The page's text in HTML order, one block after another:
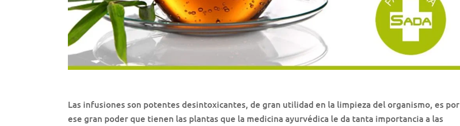
Las infusiones son potentes desintoxicantes, de gran utilidad en la limpieza del organismo, es por
ese gran poder que tienen las plantas que la medicina ayurvédica le da tanta importancia a las